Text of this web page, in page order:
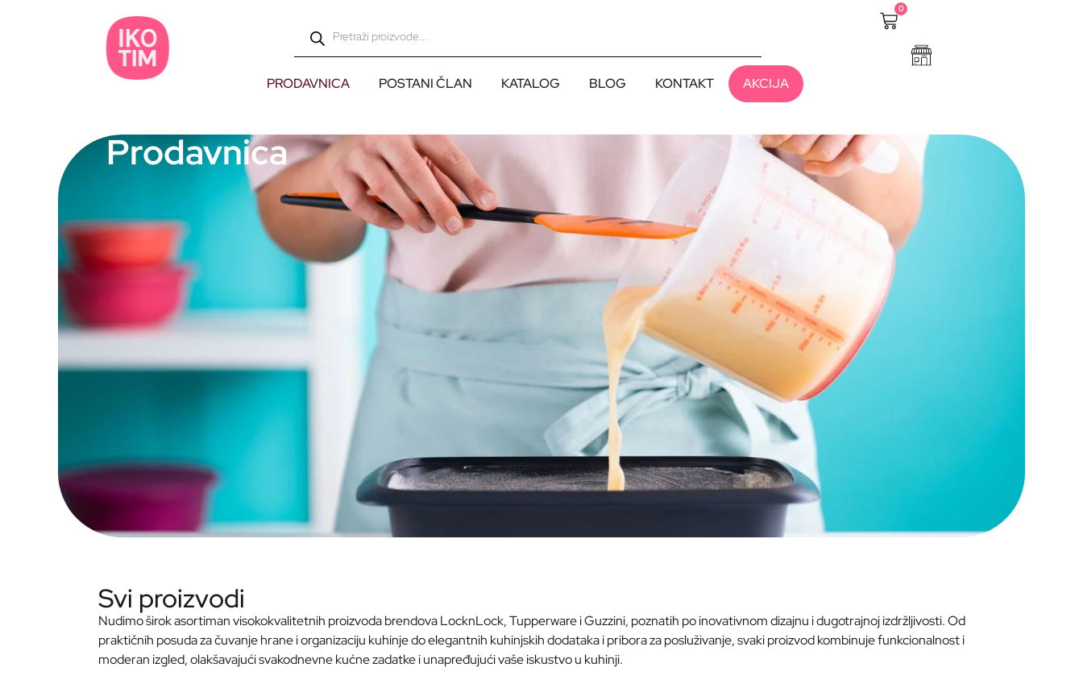
PRODAVNICA POSTANI ČLAN KATALOG BLOG KONTAKT AKCIJA
0
Prodavnica
Svi proizvodi
Nudimo širok asortiman visokokvalitetnih proizvoda brendova LocknLock, Tupperware i Guzzini, poznatih po inovativnom dizajnu i dugotrajnoj izdržljivosti. Od
praktičnih posuda za čuvanje hrane i organizaciju kuhinje do elegantnih kuhinjskih dodataka i pribora za posluživanje, svaki proizvod kombinuje funkcionalnost i
moderan izgled, olakšavajući svakodnevne kućne zadatke i unapređujući vaše iskustvo u kuhinji.